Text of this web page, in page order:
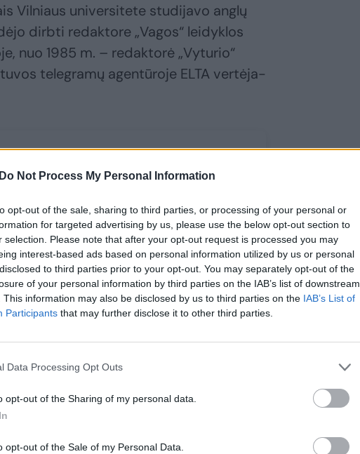
Do Not Process My Personal Information
opt-out of the sale, sharing to third parties, or processing of your personal or
for targeted advertising by us, please use the below opt-out section to
selection. Please note that after your opt-out request is processed you may
interest-based ads based on personal information utilized by us or personal
to third parties prior to your opt-out. You may separately opt-out of the
of your personal information by third parties on the IAB’s list of downstream
This information may also be disclosed by us to third parties on the IAB’s List of
Participants that may further disclose it to other third parties.
Data Processing Opt Outs
opt-out of the Sharing of my personal data.
opt-out of the Sale of my Personal Data.
Vilniaus universitete studijavo anglų
dirbti redaktore „Vagos“ leidyklos
nuo 1985 m. – redaktorė „Vyturio“
telegramų agentūroje ELTA vertėja-
Chijenienė Lietuvos skaitytojams yra
knygų, tarp kurių ir Ray‘aus